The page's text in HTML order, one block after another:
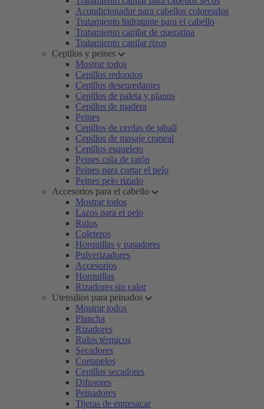
Acondicionador para cabellos coloreados
Tratamiento hidratante para el cabello
Tratamiento capilar de queratina
Tratamiento capilar rizos
Cepillos y peines
Mostrar todos
Cepillos redondos
Cepillos desenredantes
Cepillos de paleta y planos
Cepillos de madera
Peines
Cepillos de cerdas de jabalí
Cepillos de masaje craneal
Cepillos esqueleto
Peines cola de ratón
Peines para cortar el pelo
Peines pelo rizado
Accesorios para el cabello
Mostrar todos
Lazos para el pelo
Rulos
Coleteros
Horquillas y pasadores
Pulverizadores
Accesorios
Horquillas
Rizadores sin calor
Utensilios para peinados
Mostrar todos
Plancha
Rizadores
Rulos térmicos
Secadores
Cortapelos
Cepillos secadores
Difusores
Peinadores
Tijeras de entresacar